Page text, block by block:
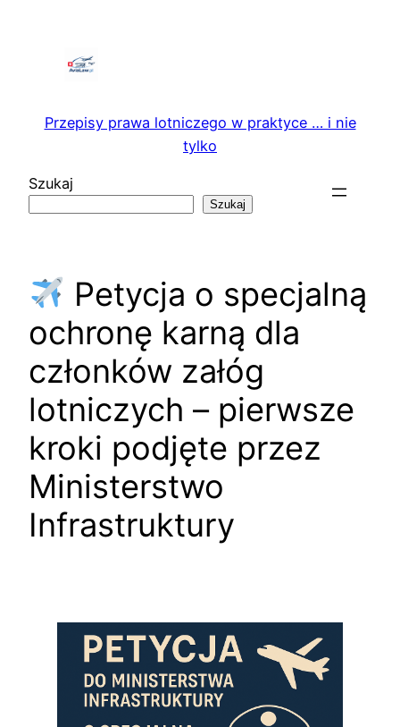
Przepisy prawa lotniczego w praktyce … i nie
tylko
Szukaj
Szukaj
Petycja o specjalną
ochronę karną dla
członków załóg
lotniczych – pierwsze
kroki podjęte przez
Ministerstwo
Infrastruktury